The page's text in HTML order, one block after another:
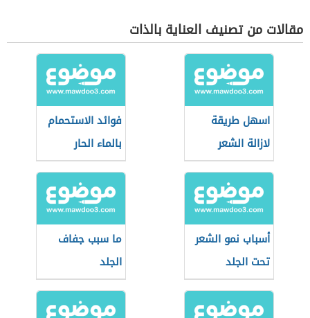
مقالات من تصنيف العناية بالذات
اسهل طريقة
لازالة الشعر
فوائد الاستحمام
بالماء الحار
أسباب نمو الشعر
تحت الجلد
ما سبب جفاف
الجلد